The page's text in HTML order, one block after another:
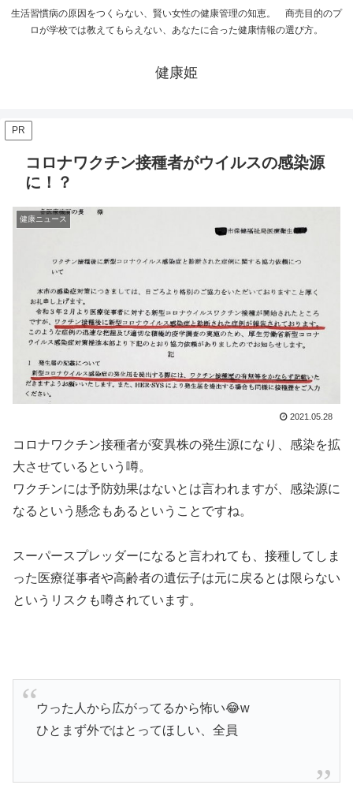
生活習慣病の原因をつくらない、賢い女性の健康管理の知恵。 商売目的のプ
ロが学校では教えてもらえない、あなたに合った健康情報の選び方。
健康姫
PR
コロナワクチン接種者がウイルスの感染源
に！？
健康ニュース
2021.05.28
コロナワクチン接種者が変異株の発生源になり、感染を拡
大させているという噂。
ワクチンには予防効果はないとは言われますが、感染源に
なるという懸念もあるということですね。
スーパースプレッダーになると言われても、接種してしま
った医療従事者や高齢者の遺伝子は元に戻るとは限らない
というリスクも噂されています。
ウった人から広がってるから怖い😂w
ひとまず外ではとってほしい、全員